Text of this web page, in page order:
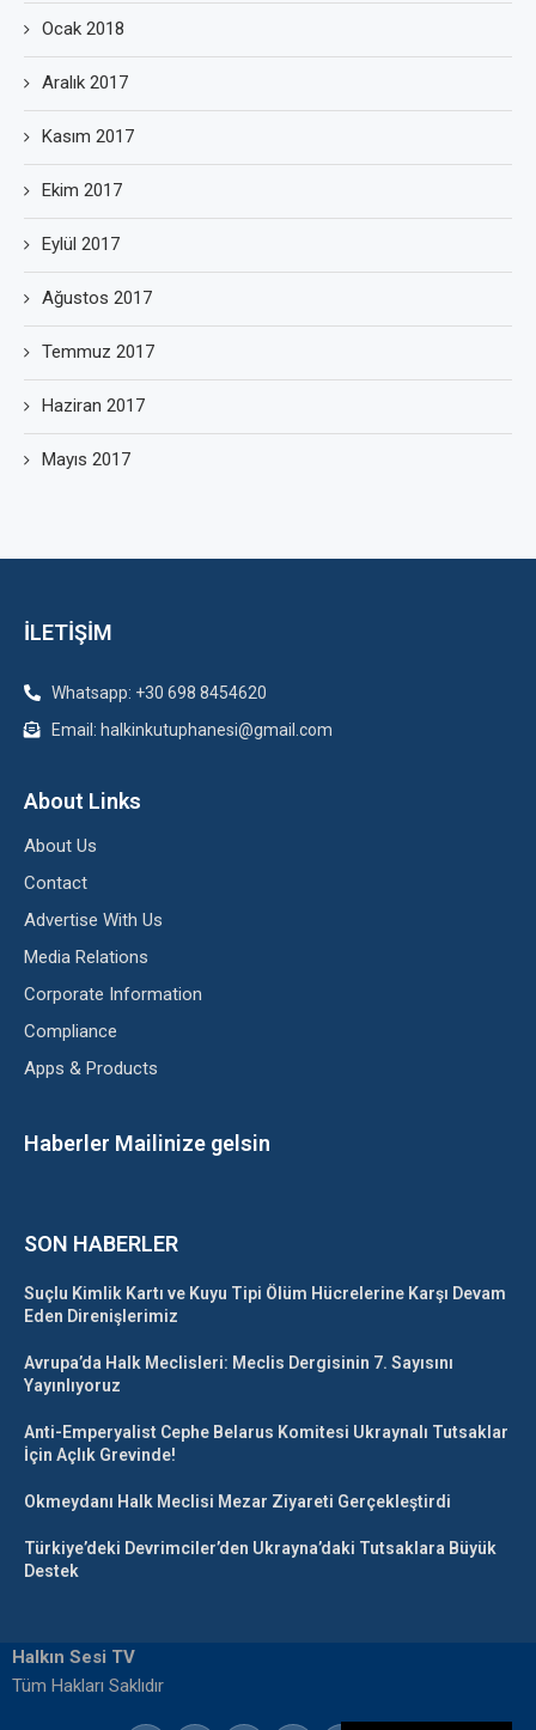
Ocak 2018
Aralık 2017
Kasım 2017
Ekim 2017
Eylül 2017
Ağustos 2017
Temmuz 2017
Haziran 2017
Mayıs 2017
İLETİŞİM
Whatsapp: +30 698 8454620
Email: halkinkutuphanesi@gmail.com
About Links
About Us
Contact
Advertise With Us
Media Relations
Corporate Information
Compliance
Apps & Products
Haberler Mailinize gelsin
SON HABERLER
Suçlu Kimlik Kartı ve Kuyu Tipi Ölüm Hücrelerine Karşı Devam
Eden Direnişlerimiz
Avrupa’da Halk Meclisleri: Meclis Dergisinin 7. Sayısını
Yayınlıyoruz
Anti-Emperyalist Cephe Belarus Komitesi Ukraynalı Tutsaklar
İçin Açlık Grevinde!
Okmeydanı Halk Meclisi Mezar Ziyareti Gerçekleştirdi
Türkiye’deki Devrimciler’den Ukrayna’daki Tutsaklara Büyük
Destek
Halkın Sesi TV
Tüm Hakları Saklıdır